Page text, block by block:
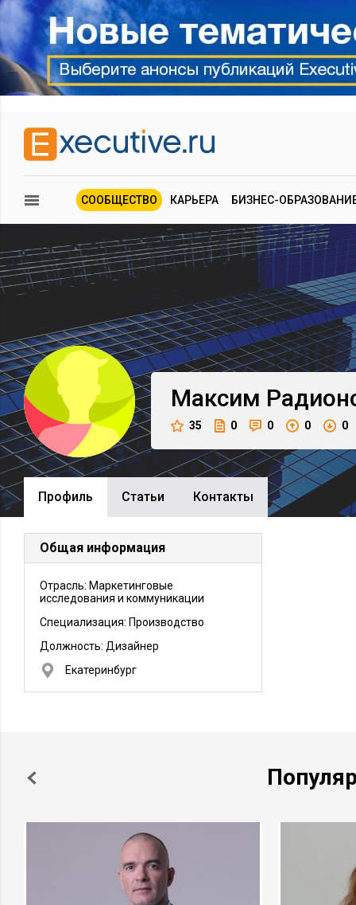
СООБЩЕСТВО КАРЬЕРА БИЗНЕС-
Максим
35 0 0 0 0
Профиль Cтатьи Контакты
Общая информация
Отрасль: Маркетинговые
исследования и коммуникации
Специализация: Производство
Должность: Дизайнер
Екатеринбург